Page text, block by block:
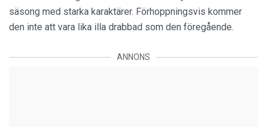
säsong med starka karaktärer. Förhoppningsvis kommer
den inte att vara lika illa drabbad som den föregående.
ANNONS